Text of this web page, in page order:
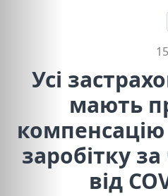
Усі
мають
заробітку за
від